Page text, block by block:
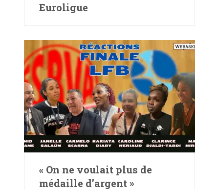
Euroligue
« On ne voulait plus de
médaille d’argent »